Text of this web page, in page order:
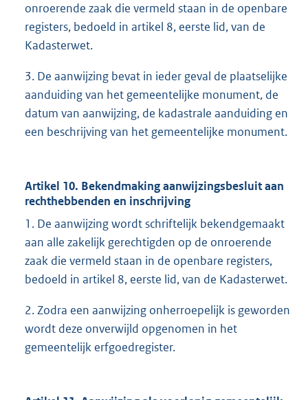
onroerende zaak die vermeld staan in de openbare
registers, bedoeld in artikel 8, eerste lid, van de
Kadasterwet.
3. De aanwijzing bevat in ieder geval de plaatselijke
aanduiding van het gemeentelijke monument, de
datum van aanwijzing, de kadastrale aanduiding en
een beschrijving van het gemeentelijke monument.
Artikel 10. Bekendmaking aanwijzingsbesluit aan
rechthebbenden en inschrijving
1. De aanwijzing wordt schriftelijk bekendgemaakt
aan alle zakelijk gerechtigden op de onroerende
zaak die vermeld staan in de openbare registers,
bedoeld in artikel 8, eerste lid, van de Kadasterwet.
2. Zodra een aanwijzing onherroepelijk is geworden
wordt deze onverwijld opgenomen in het
gemeentelijk erfgoedregister.